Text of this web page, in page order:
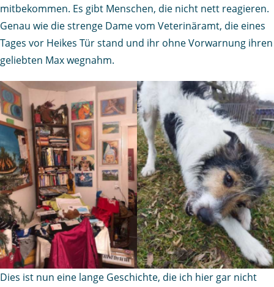
mitbekommen. Es gibt Menschen, die nicht nett reagieren.
Genau wie die strenge Dame vom Veterinäramt, die eines
Tages vor Heikes Tür stand und ihr ohne Vorwarnung ihren
geliebten Max wegnahm.
Dies ist nun eine lange Geschichte, die ich hier gar nicht